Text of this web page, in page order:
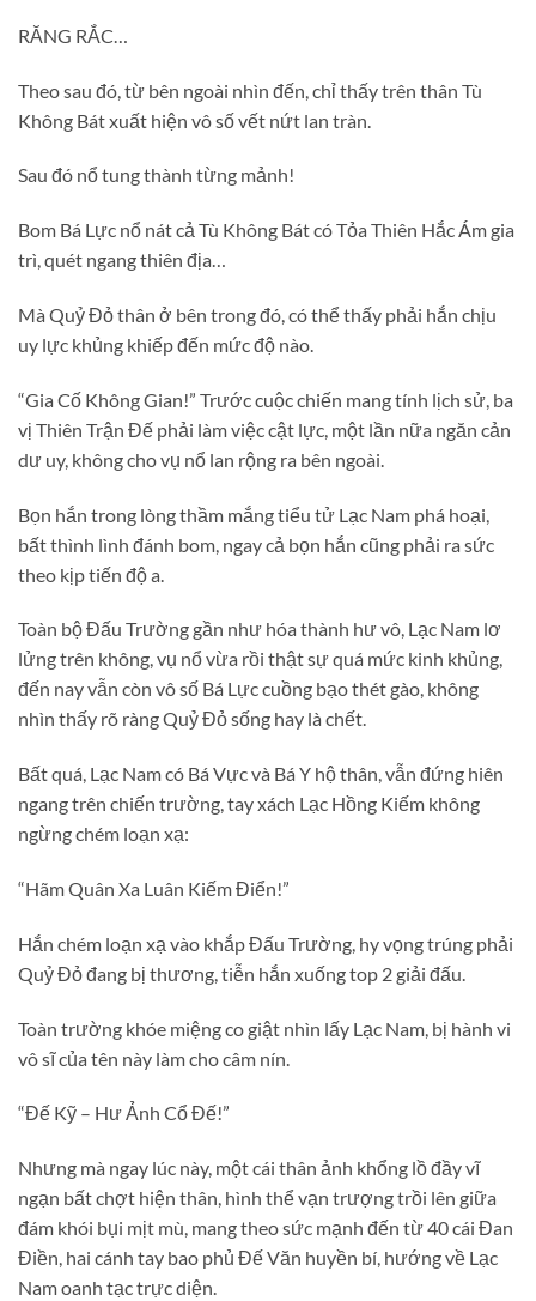
RĂNG RẮC…
Theo sau đó, từ bên ngoài nhìn đến, chỉ thấy trên thân Tù
Không Bát xuất hiện vô số vết nứt lan tràn.
Sau đó nổ tung thành từng mảnh!
Bom Bá Lực nổ nát cả Tù Không Bát có Tỏa Thiên Hắc Ám gia
trì, quét ngang thiên địa…
Mà Quỷ Đỏ thân ở bên trong đó, có thể thấy phải hắn chịu
uy lực khủng khiếp đến mức độ nào.
“Gia Cố Không Gian!” Trước cuộc chiến mang tính lịch sử, ba
vị Thiên Trận Đế phải làm việc cật lực, một lần nữa ngăn cản
dư uy, không cho vụ nổ lan rộng ra bên ngoài.
Bọn hắn trong lòng thầm mắng tiểu tử Lạc Nam phá hoại,
bất thình lình đánh bom, ngay cả bọn hắn cũng phải ra sức
theo kịp tiến độ a.
Toàn bộ Đấu Trường gần như hóa thành hư vô, Lạc Nam lơ
lửng trên không, vụ nổ vừa rồi thật sự quá mức kinh khủng,
đến nay vẫn còn vô số Bá Lực cuồng bạo thét gào, không
nhìn thấy rõ ràng Quỷ Đỏ sống hay là chết.
Bất quá, Lạc Nam có Bá Vực và Bá Y hộ thân, vẫn đứng hiên
ngang trên chiến trường, tay xách Lạc Hồng Kiếm không
ngừng chém loạn xạ:
“Hãm Quân Xa Luân Kiếm Điển!”
Hắn chém loạn xạ vào khắp Đấu Trường, hy vọng trúng phải
Quỷ Đỏ đang bị thương, tiễn hắn xuống top 2 giải đấu.
Toàn trường khóe miệng co giật nhìn lấy Lạc Nam, bị hành vi
vô sĩ của tên này làm cho câm nín.
“Đế Kỹ – Hư Ảnh Cổ Đế!”
Nhưng mà ngay lúc này, một cái thân ảnh khổng lồ đầy vĩ
ngạn bất chợt hiện thân, hình thể vạn trượng trồi lên giữa
đám khói bụi mịt mù, mang theo sức mạnh đến từ 40 cái Đan
Điền, hai cánh tay bao phủ Đế Văn huyền bí, hướng về Lạc
Nam oanh tạc trực diện.